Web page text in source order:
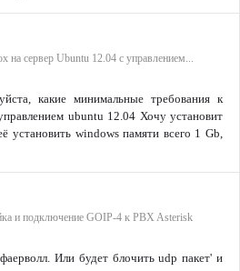
на сервер Ubuntu 12.04 с управлением...
какие минимальные требования к
ubuntu 12.04 Хочу установит
установить windows памяти всего 1 Gb,
и подключение GOIP-4 к PBX Asterisk
Или будет блочить udp пакет' и